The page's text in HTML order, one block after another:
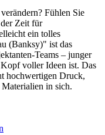
Fühlen Sie
der Zeit für
ein tolles
(Banksy)" ist das
Teams – junger
voller Ideen ist. Das
hochwertigen Druck,
in sich.